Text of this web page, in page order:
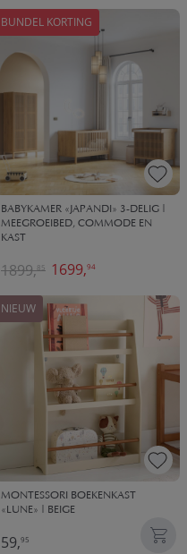
BUNDEL KORTING
BABYKAMER «JAPANDI» 3-DELIG |
MEEGROEIBED, COMMODE EN
KAST
1699,94
1899,85
NIEUW
MONTESSORI BOEKENKAST
«LUNE» | BEIGE
59,95